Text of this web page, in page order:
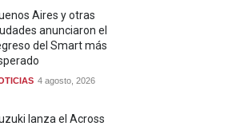
Aires y otras
anunciaron el
del Smart más
4 agosto, 2026
lanza el Across